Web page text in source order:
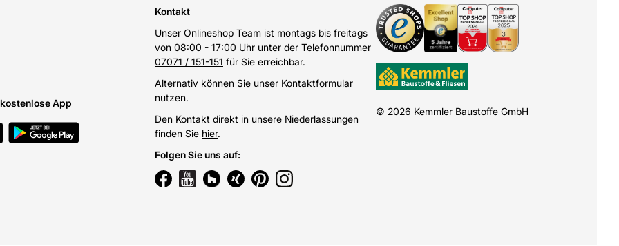
App
Kontakt
Unser Onlineshop Team ist montags bis freitags
von 08:00 - 17:00 Uhr unter der Telefonnummer
07071 / 151-151 für Sie erreichbar.
Alternativ können Sie unser Kontaktformular
nutzen.
Den Kontakt direkt in unsere Niederlassungen
finden Sie hier.
Folgen Sie uns auf:
© 2026 Kemmler Baustoffe GmbH